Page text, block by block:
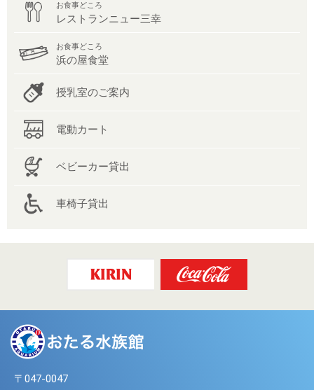
お食事どころ
レストランニュー三幸
お食事どころ
浜の屋食堂
授乳室のご案内
電動カート
ベビーカー貸出
車椅子貸出
〒047-0047